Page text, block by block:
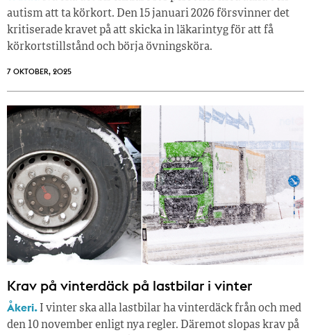
autism att ta körkort. Den 15 januari 2026 försvinner det
kritiserade kravet på att skicka in läkarintyg för att få
körkortstillstånd och börja övningsköra.
7 OKTOBER, 2025
Krav på vinterdäck på lastbilar i vinter
Åkeri. I vinter ska alla lastbilar ha vinterdäck från och med
den 10 november enligt nya regler. Däremot slopas krav på